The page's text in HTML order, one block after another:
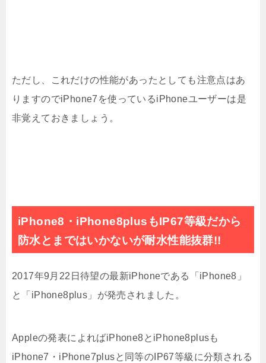
ただし、これだけの性能があったとしても注意点はあ
りますのでiPhone7を使っているiPhoneユーザーは是
非覚えておきましょう。
iPhone8・iPhone8plusもIP67等級だから
防水とまではいかないが耐水性能抜群!!
2017年9月22日待望の最新iPhoneである「iPhone8」
と「iPhone8plus」が発売されました。
Appleの発表によればiPhone8とiPhone8plusも
iPhone7・iPhone7plusと同等のIP67等級に分類される